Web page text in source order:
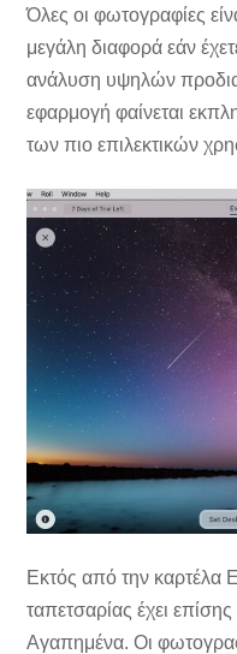
Όλες οι φωτογραφίες
μεγάλη διαφορά εάν
ανάλυση υψηλών
εφαρμογή φαίνεται
των πιο επιλεκτικών
Εκτός από την καρτέλα
ταπετσαρίας έχει
Αγαπημένα. Οι